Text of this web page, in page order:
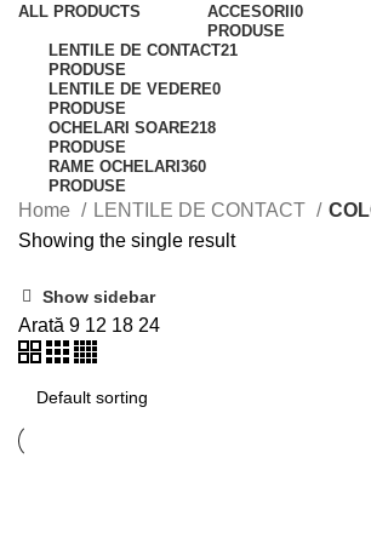
ALL PRODUCTS ACCESORII 0
PRODUSE
LENTILE DE CONTACT21
PRODUSE
LENTILE DE VEDERE0
PRODUSE
OCHELARI SOARE218
PRODUSE
RAME OCHELARI 360
PRODUSE
Home LENTILE DE CONTACT
Showing the single result
Show sidebar
Arată 9 12 18 24